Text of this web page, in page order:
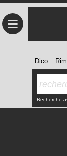
≡
Dico
Recherche